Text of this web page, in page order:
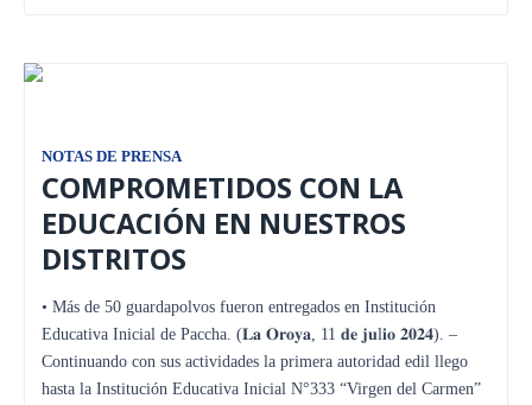
NOTAS DE PRENSA
COMPROMETIDOS CON LA
EDUCACIÓN EN NUESTROS
DISTRITOS
• Más de 50 guardapolvos fueron entregados en Institución
Educativa Inicial de Paccha. (𝐋𝐚 𝐎𝐫𝐨𝐲𝐚, 11 𝐝𝐞 𝐣𝐮l𝐢𝐨 𝟐𝟎𝟐𝟒). –
Continuando con sus actividades la primera autoridad edil llego
hasta la Institución Educativa Inicial N°333 “Virgen del Carmen”